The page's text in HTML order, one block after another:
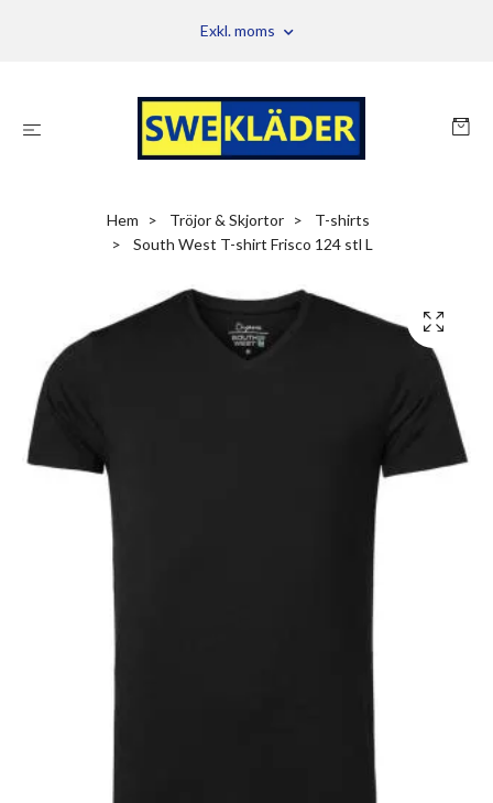
Exkl. moms
Hem Tröjor & Skjortor
T-shirts
South West T-shirt Frisco 124 stl L